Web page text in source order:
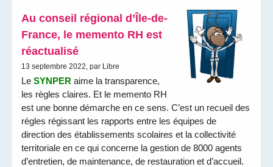
Au conseil régional d’Île-de-
France, le memento RH est
réactualisé
13 septembre 2022, par Libre
LeSYNPER aime la transparence,
les règles claires. Et le memento RH
est une bonne démarche en ce sens. C’est un recueil des
règles régissant les rapports entre les équipes de
direction des établissements scolaires et la collectivité
territoriale en ce qui concerne la gestion de 8000 agents
d’entretien, de maintenance, de restauration et d’accueil.